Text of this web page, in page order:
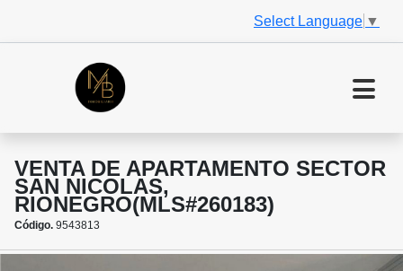
Select Language ▼
VENTA DE APARTAMENTO SECTOR
SAN NICOLAS,
RIONEGRO(MLS#260183)
Código. 9543813